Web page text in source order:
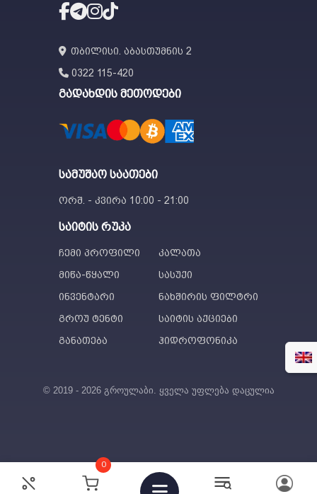
0
89
თბილისი. აბასთუმნის 2
0322 115-420
გადახდის მეთოდები
სამუშაო საათები
ორშ. - კვირა 10:00 - 21:00
საიტის რუკა
ჩემი პროფილი
კალათა
მიწა-წყალი
სასუქი
ინვენტარი
ნახშირის ფილტრი
გროუ ტენტი
საიტის აქციები
განათება
ჰიდროფონიკა
© 2019 - 2026 გროულაბი. ყველა უფლება დაცულია